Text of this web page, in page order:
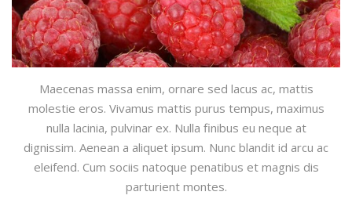
Maecenas massa enim, ornare sed lacus ac, mattis
molestie eros. Vivamus mattis purus tempus, maximus
nulla lacinia, pulvinar ex. Nulla finibus eu neque at
dignissim. Aenean a aliquet ipsum. Nunc blandit id arcu ac
eleifend. Cum sociis natoque penatibus et magnis dis
parturient montes.